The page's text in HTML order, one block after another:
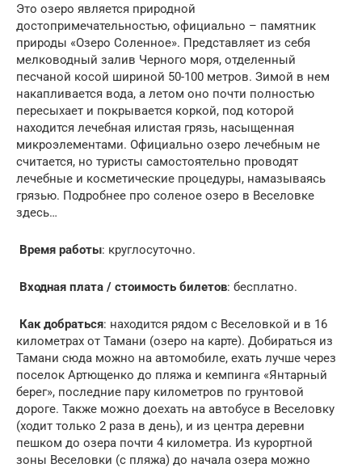
Это озеро является природной
достопримечательностью, официально – памятник
природы «Озеро Соленное». Представляет из себя
мелководный залив Черного моря, отделенный
песчаной косой шириной 50-100 метров. Зимой в нем
накапливается вода, а летом оно почти полностью
пересыхает и покрывается коркой, под которой
находится лечебная илистая грязь, насыщенная
микроэлементами. Официально озеро лечебным не
считается, но туристы самостоятельно проводят
лечебные и косметические процедуры, намазываясь
грязью. Подробнее про соленое озеро в Веселовке
здесь…
Время работы: круглосуточно.
Входная плата / стоимость билетов: бесплатно.
Как добраться: находится рядом с Веселовкой и в 16
километрах от Тамани (озеро на карте). Добираться из
Тамани сюда можно на автомобиле, ехать лучше через
поселок Артющенко до пляжа и кемпинга «Янтарный
берег», последние пару километров по грунтовой
дороге. Также можно доехать на автобусе в Веселовку
(ходит только 2 раза в день), и из центра деревни
пешком до озера почти 4 километра. Из курортной
зоны Веселовки (с пляжа) до начала озера можно